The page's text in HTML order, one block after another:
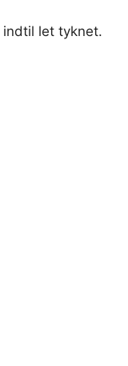
let tyknet.